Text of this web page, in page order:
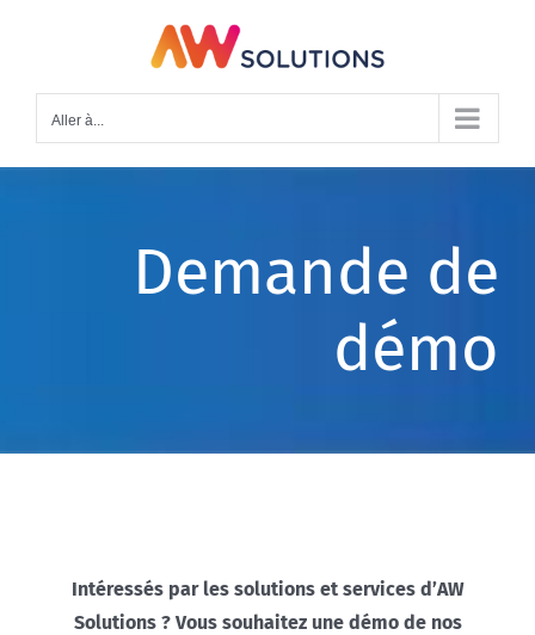
Aller à...
Demande de
démo
Intéressés par les solutions et services d’AW
Solutions ? Vous souhaitez une démo de nos